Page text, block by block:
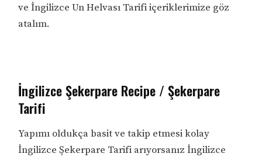
ve İngilizce Un Helvası Tarifi içeriklerimize göz
atalım.
İngilizce Şekerpare Recipe / Şekerpare
Tarifi
Yapımı oldukça basit ve takip etmesi kolay
İngilizce Şekerpare Tarifi arıyorsanız İngilizce